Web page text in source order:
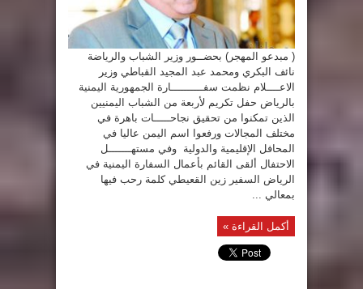
( مبدعو المهجر) بحضــور وزير الشباب والرياضة
نائف البكري ومحمد عبد المجيد القباطي وزير
الاعــــلام نظمت سفــــــــــارة الجمهورية اليمنية
بالرياض حفل تكريم لأربعة من الشباب اليمنيين
الذين تمكنوا من تحقيق نجاحـــــات باهرة في
مختلف المجالات ورفعوا اسم اليمن عاليا في
المحافل الإقليمية والدولية وفي مستهـــــــل
الاحتفال ألقى القائم بأعمال السفارة اليمنية في
الرياض السفير زين القعيطي كلمة رحب فيها
بمعالي ...
أكمل القراءة »